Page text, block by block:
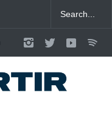
Laura West imposa el
criteri al ritme del
pop de “m’enxules”